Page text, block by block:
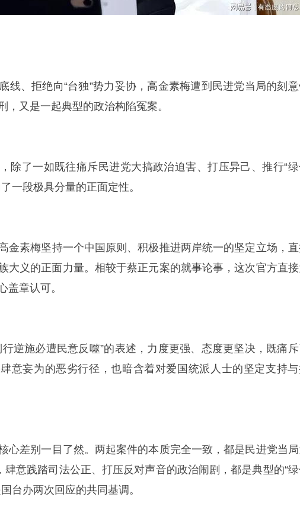
线、拒绝向“台独”势力妥协，高金素梅遭到民进党当局的刻
，又是一起典型的政治构陷冤案。
除了一如既往痛斥民进党大搞政治迫害、打压异己、推行“
一段极具分量的正面定性。
金素梅坚持一个中国原则、积极推进两岸统一的坚定立场，
大义的正面力量。相较于蔡正元案的就事论事，这次官方直
盖章认可。
逆施必遭民意反噬”的表述，力度更强、态度更坚决，既痛斥
意妄为的恶劣行径，也暗含着对爱国统派人士的坚定支持与
心差别一目了然。两起案件的本质完全一致，都是民进党当
肆意践踏司法公正、打压反对声音的政治闹剧，都是典型的“
台办两次回应的共同基调。